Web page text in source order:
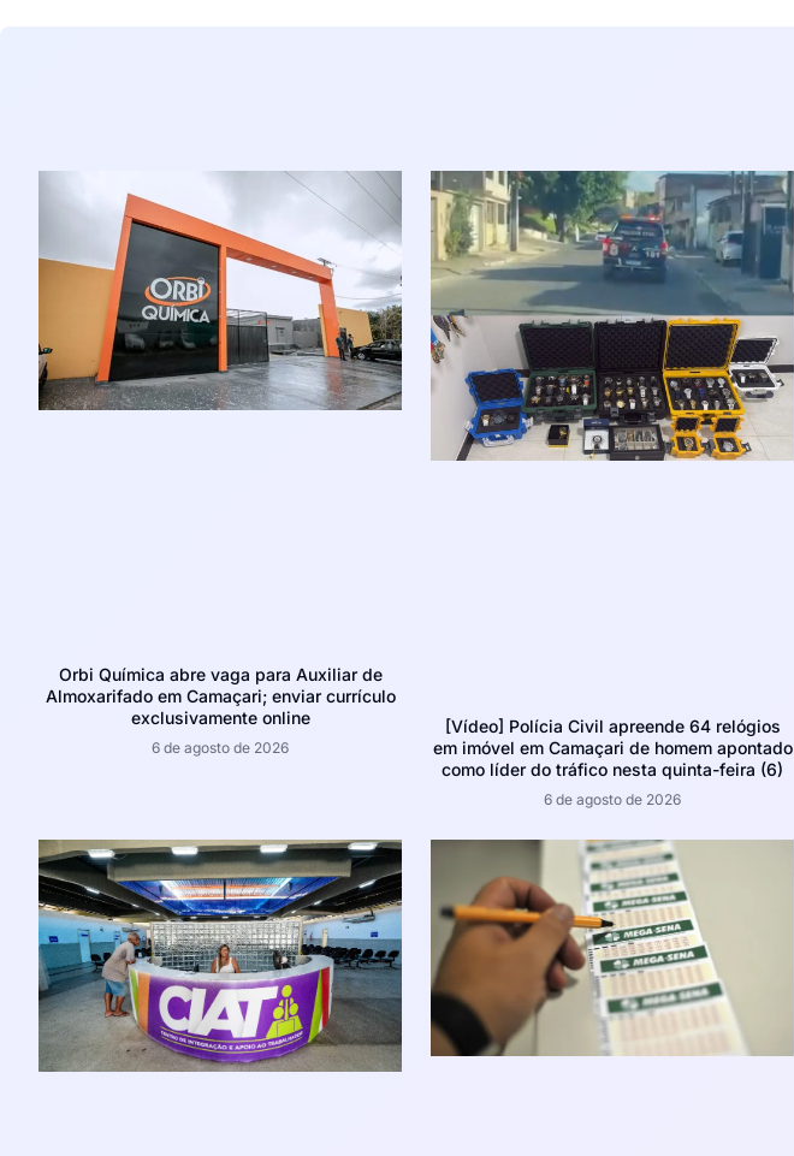
Orbi Química abre vaga para Auxiliar de
Almoxarifado em Camaçari; enviar currículo
exclusivamente online
6 de agosto de 2026
[Vídeo] Polícia Civil apreende 64 relógios
em imóvel em Camaçari de homem apontado
como líder do tráfico nesta quinta-feira (6)
6 de agosto de 2026